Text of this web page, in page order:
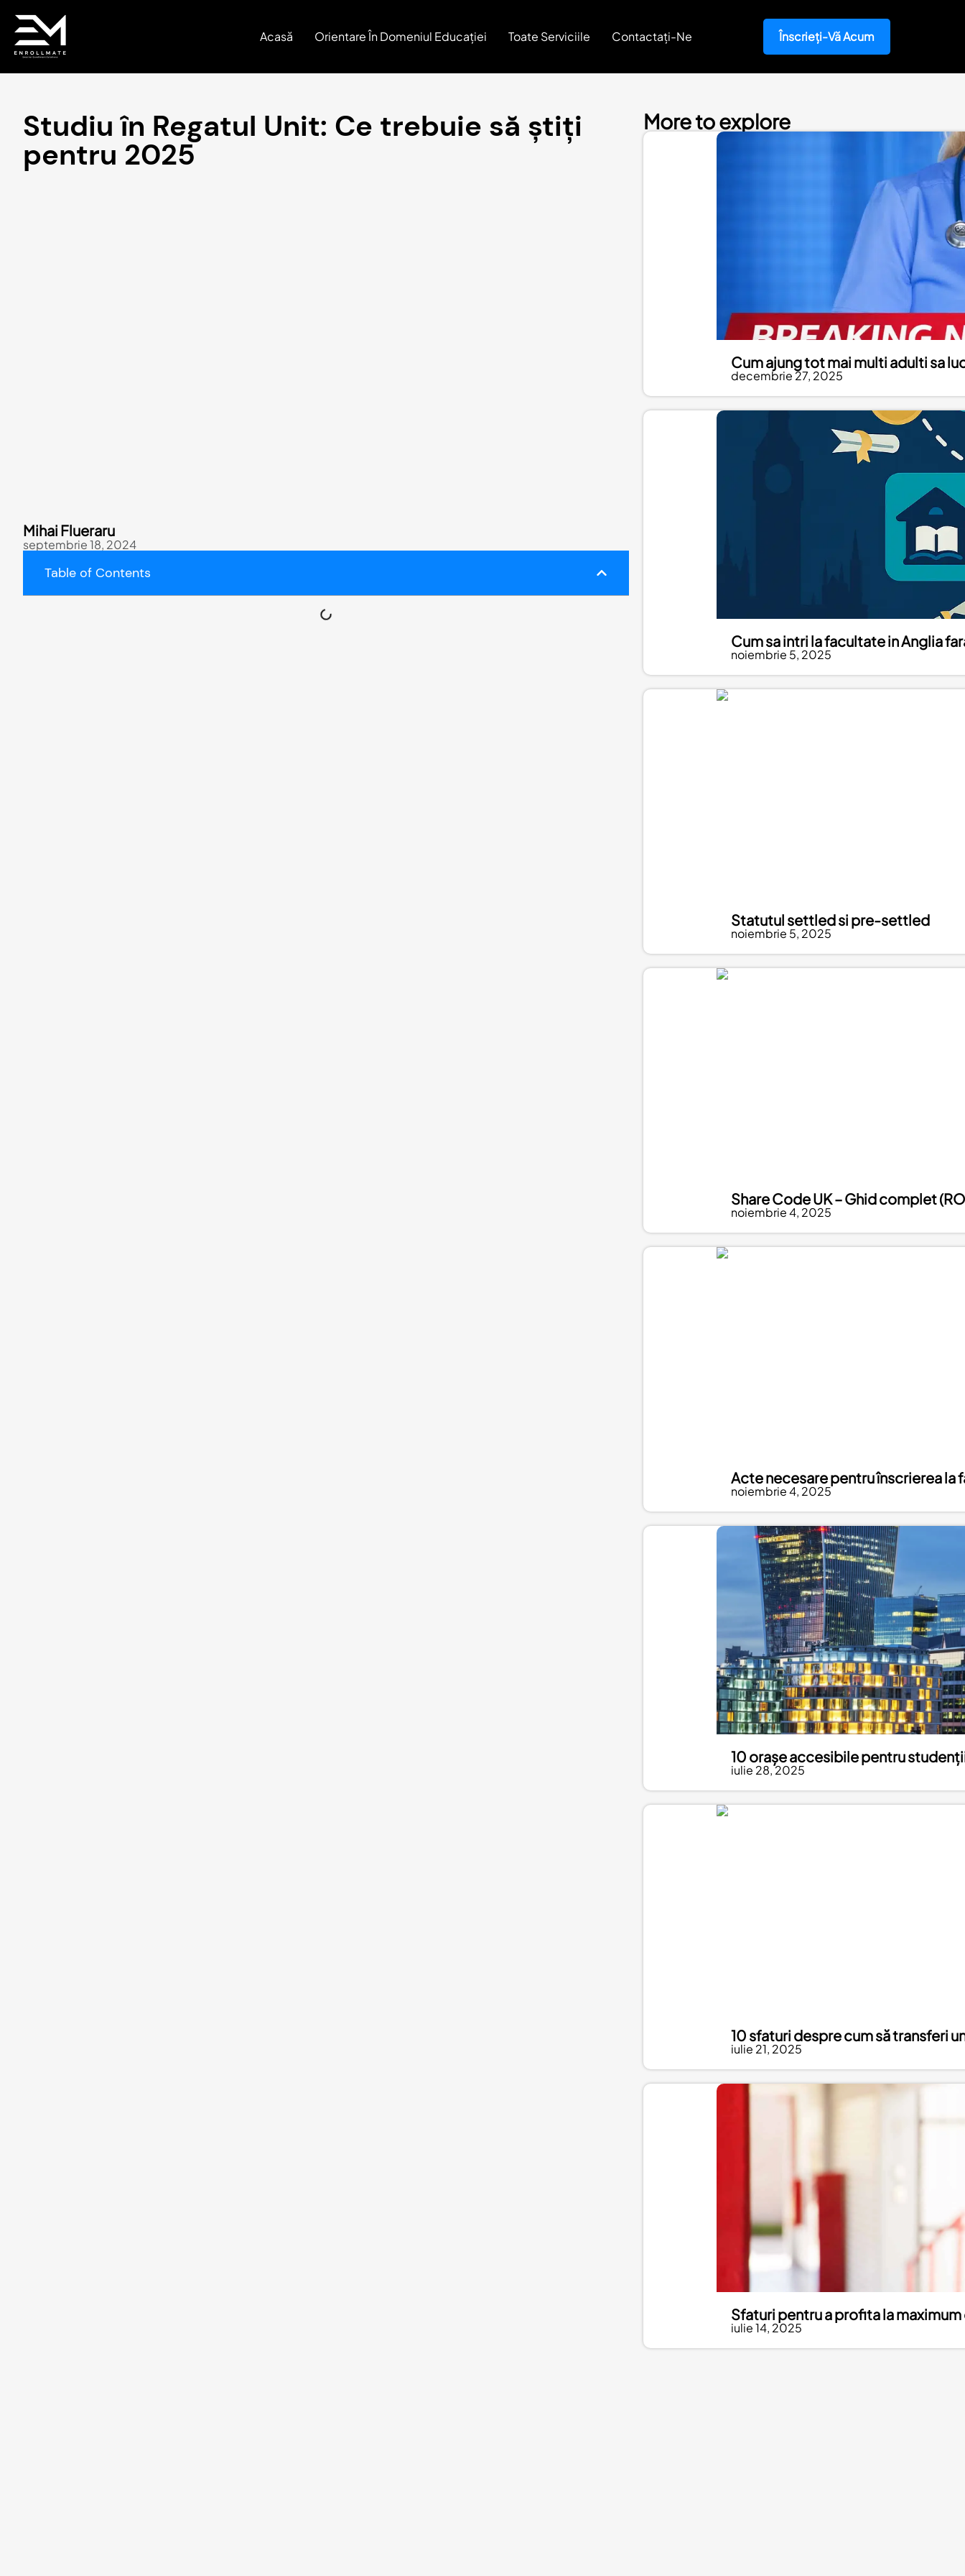
Acasă Orientare În Domeniul Educației Toate Serviciile Contactați-Ne Înscrieți-Vă Acum
Studiu în Regatul Unit: Ce trebuie să știți
pentru 2025
Mihai Flueraru
septembrie 18, 2024
Table of Contents
More to explore
Cum ajung tot mai multi adulti sa
decembrie 27, 2025
Cum sa intri la facultate in Anglia
noiembrie 5, 2025
Statutul settled si pre-settled
noiembrie 5, 2025
Share Code UK – Ghid complet
noiembrie 4, 2025
Acte necesare pentru înscrierea la
noiembrie 4, 2025
10 orașe accesibile pentru
iulie 28, 2025
10 sfaturi despre cum să transferi
iulie 21, 2025
Sfaturi pentru a profita la
iulie 14, 2025